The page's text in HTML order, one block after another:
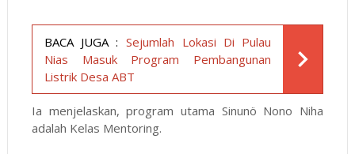
BACA JUGA : Sejumlah Lokasi Di Pulau
Nias Masuk Program Pembangunan
Listrik Desa ABT
Ia menjelaskan, program utama Sinunö Nono Niha
adalah Kelas Mentoring.